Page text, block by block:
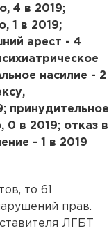
4 в 2019;
1 в 2019;
арест - 4
насилие - 2
принудительное
0 в 2019; отказ в
- 1 в 2019
то 61
прав.
ЛГБТ